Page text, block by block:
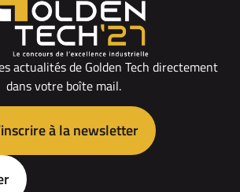
actualités de Golden Tech directement
dans votre boîte mail.
à la newsletter